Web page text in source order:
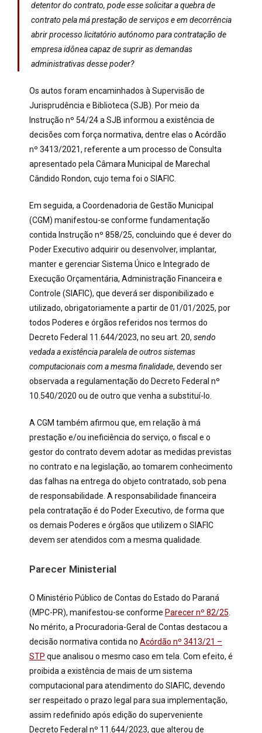
detentor do contrato, pode esse solicitar a quebra de
contrato pela má prestação de serviços e em decorrência
abrir processo licitatório autónomo para contratação de
empresa idônea capaz de suprir as demandas
administrativas desse poder?
Os autos foram encaminhados à Supervisão de
Jurisprudência e Biblioteca (SJB). Por meio da
Instrução nº 54/24 a SJB informou a existência de
decisões com força normativa, dentre elas o Acórdão
nº 3413/2021, referente a um processo de Consulta
apresentado pela Câmara Municipal de Marechal
Cândido Rondon, cujo tema foi o SIAFIC.
Em seguida, a Coordenadoria de Gestão Municipal
(CGM) manifestou-se conforme fundamentação
contida Instrução nº 858/25, concluindo que é dever do
Poder Executivo adquirir ou desenvolver, implantar,
manter e gerenciar Sistema Único e Integrado de
Execução Orçamentária, Administração Financeira e
Controle (SIAFIC), que deverá ser disponibilizado e
utilizado, obrigatoriamente a partir de 01/01/2025, por
todos Poderes e órgãos referidos nos termos do
Decreto Federal 11.644/2023, no seu art. 20, sendo
vedada a existência paralela de outros sistemas
computacionais com a mesma finalidade, devendo ser
observada a regulamentação do Decreto Federal nº
10.540/2020 ou de outro que venha a substituí-lo.
A CGM também afirmou que, em relação à má
prestação e/ou ineficiência do serviço, o fiscal e o
gestor do contrato devem adotar as medidas previstas
no contrato e na legislação, ao tomarem conhecimento
das falhas na entrega do objeto contratado, sob pena
de responsabilidade. A responsabilidade financeira
pela contratação é do Poder Executivo, de forma que
os demais Poderes e órgãos que utilizem o SIAFIC
devem ser atendidos com a mesma qualidade.
Parecer Ministerial
O Ministério Público de Contas do Estado do Paraná
(MPC-PR), manifestou-se conforme Parecer nº 82/25
No mérito, a Procuradoria-Geral de Contas destacou a
decisão normativa contida no Acórdão nº 3413/21 –
STP que analisou o mesmo caso em tela. Com efeito, é
proibida a existência de mais de um sistema
computacional para atendimento do SIAFIC, devendo
ser respeitado o prazo legal para sua implementação,
assim redefinido após edição do superveniente
Decreto Federal nº 11.644/2023, que alterou de